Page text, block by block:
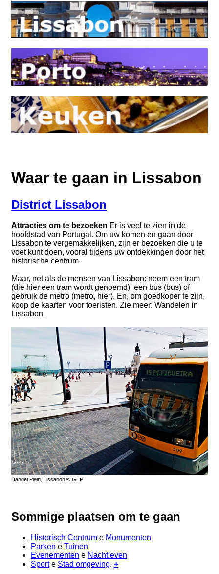
Waar te gaan in Lissabon
District Lissabon
Attracties om te bezoeken Er is veel te zien in de
hoofdstad van Portugal. Om uw komen en gaan door
Lissabon te vergemakkelijken, zijn er bezoeken die u te
voet kunt doen, vooral tijdens uw ontdekkingen door het
historische centrum.
Maar, net als de mensen van Lissabon: neem een tram
(die hier een tram wordt genoemd), een bus (bus) of
gebruik de metro (metro, hier). En, om goedkoper te zijn,
koop de kaarten voor toeristen. Zie meer: Wandelen in
Lissabon.
Handel Plein, Lissabon © GEP
Sommige plaatsen om te gaan
Historisch Centrum e Monumenten
Parken e Tuinen
Evenementen e Nachtleven
Sporte Stad omgeving. +